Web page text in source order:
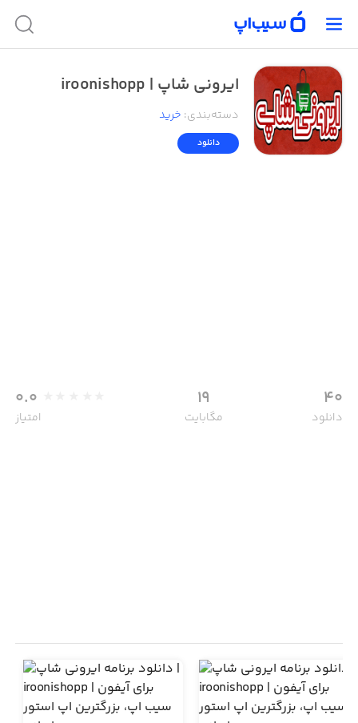
ایرونی شاپ | iroonishopp
دسته‌بندی: خرید
دانلود
40
دانلود
19
مگابایت
0.0
امتیاز